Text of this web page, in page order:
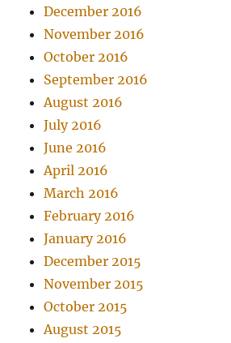
December 2016
November 2016
October 2016
September 2016
August 2016
July 2016
June 2016
April 2016
March 2016
February 2016
January 2016
December 2015
November 2015
October 2015
August 2015